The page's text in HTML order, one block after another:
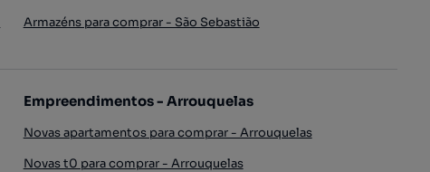
Armazéns para comprar - São Sebastião
Empreendimentos - Arrouquelas
Novas apartamentos para comprar - Arrouquelas
Novas t0 para comprar - Arrouquelas